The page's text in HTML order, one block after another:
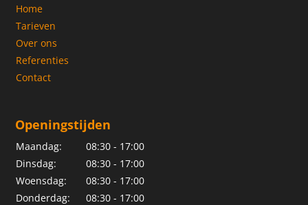
Home
Tarieven
Over ons
Referenties
Contact
Openingstijden
Maandag:
08:30 - 17:00
Dinsdag:
08:30 - 17:00
Woensdag:
08:30 - 17:00
Donderdag:
08:30 - 17:00